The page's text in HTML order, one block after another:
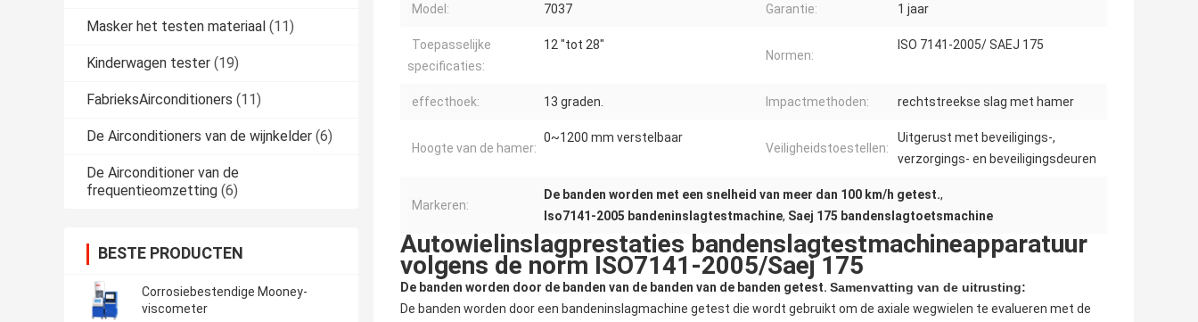
Masker het testen materiaal (11)
Kinderwagen tester (19)
FabrieksAirconditioners (11)
De Airconditioners van de wijnkelder (6)
De Airconditioner van de
frequentieomzetting (6)
BESTE PRODUCTEN
Corrosiebestendige Mooney-
viscometer
Model: 7037 Garantie: 1 jaar
Toepasselijke
specificaties:
12 "tot 28"
Normen:
ISO 7141-2005/ SAEJ 175
effecthoek: 13 graden. Impactmethoden: rechtstreekse slag met hamer
Hoogte van de hamer:
0~1200 mm verstelbaar
Veiligheidstoestellen:
Uitgerust met beveiligings-,
verzorgings- en beveiligingsdeuren
Markeren:
De banden worden met een snelheid van meer dan 100 km/h getest.,
Iso7141-2005 bandeninslagtestmachine, Saej 175 bandenslagtoetsmachine
Autowielinslagprestaties bandenslagtestmachineapparatuur
volgens de norm ISO7141-2005/Saej 175
De banden worden door de banden van de banden van de banden getest. Samenvatting van de uitrusting:
De banden worden door een bandeninslagmachine getest die wordt gebruikt om de axiale wegwielen te evalueren met de